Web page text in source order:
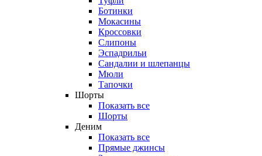
Ботинки
Мокасины
Кроссовки
Слипоны
Эспадрильи
Сандалии и шлепанцы
Мюли
Тапочки
Шорты
Показать все
Шорты
Деним
Показать все
Прямые джинсы